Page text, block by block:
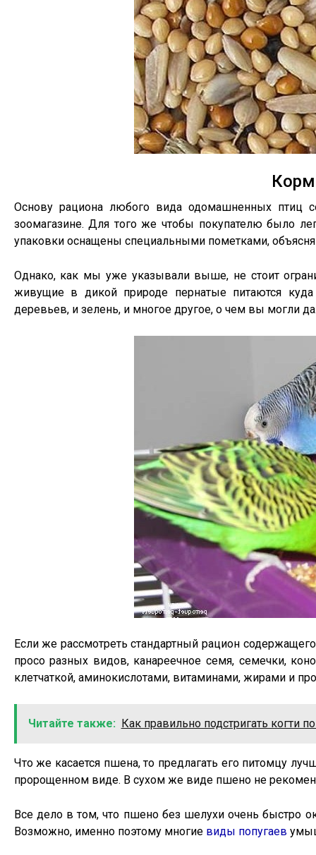
Основу рациона любого вида одомашненных птиц
зоомагазине. Для того же чтобы покупателю было
упаковки оснащены специальными пометками,
Однако, как мы уже указывали выше, не стоит
живущие в дикой природе пернатые питаются
деревьев, и зелень, и многое другое, о чем вы могли
Если же рассмотреть стандартный рацион
просо разных видов, канареечное семя, семечки,
клетчаткой, аминокислотами, витаминами, жирами и
Читайте также: Как правильно подстригать когти
Что же касается пшена, то предлагать его питомцу
пророщенном виде. В сухом же виде пшено не
Все дело в том, что пшено без шелухи очень быстро
Возможно, именно поэтому многие виды попугаев